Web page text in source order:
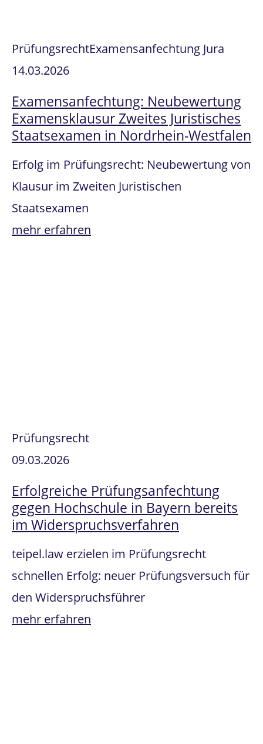
PrüfungsrechtExamensanfechtung Jura
14.03.2026
Examensanfechtung: Neubewertung
Examensklausur Zweites Juristisches
Staatsexamen in Nordrhein-Westfalen
Erfolg im Prüfungsrecht: Neubewertung von
Klausur im Zweiten Juristischen
Staatsexamen
mehr erfahren
Prüfungsrecht
09.03.2026
Erfolgreiche Prüfungsanfechtung
gegen Hochschule in Bayern bereits
im Widerspruchsverfahren
teipel.law erzielen im Prüfungsrecht
schnellen Erfolg: neuer Prüfungsversuch für
den Widerspruchsführer
mehr erfahren